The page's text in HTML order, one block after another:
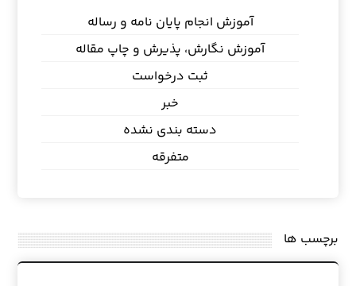
آموزش انجام پایان نامه و رساله
آموزش نگارش، پذیرش و چاپ مقاله
ثبت درخواست
خبر
دسته بندی نشده
متفرقه
برچسب ها